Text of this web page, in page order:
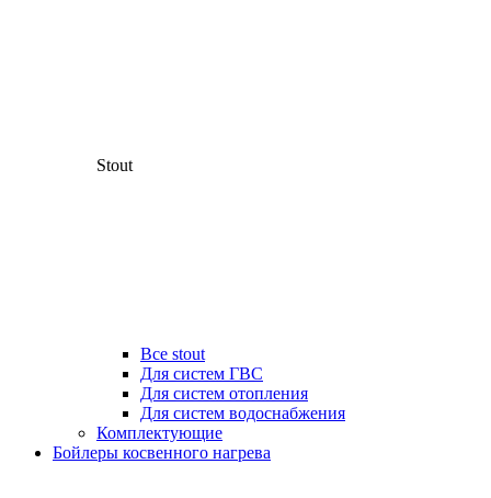
Stout
Все stout
Для систем ГВС
Для систем отопления
Для систем водоснабжения
Комплектующие
Бойлеры косвенного нагрева